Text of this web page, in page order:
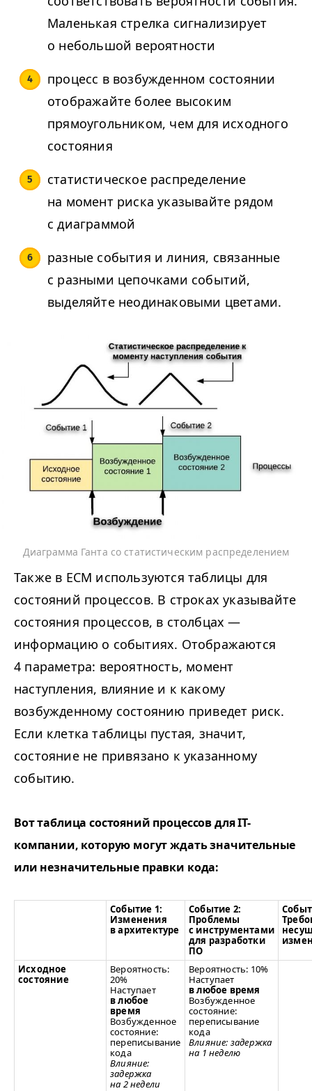
Маленькая стрелка сигнализирует
о небольшой вероятности
процесс в возбужденном состоянии
отображайте более высоким
прямоугольником, чем для исходного
состояния
статистическое распределение
на момент риска указывайте рядом
с диаграммой
разные события и линия, связанные
с разными цепочками событий,
выделяйте неодинаковыми цветами.
Диаграмма Ганта со статистическим распределением
Также в ЕСМ используются таблицы для
состояний процессов. В строках указывайте
состояния процессов, в столбцах —
информацию о событиях. Отображаются
4 параметра: вероятность, момент
наступления, влияние и к какому
возбужденному состоянию приведет риск.
Если клетка таблицы пустая, значит,
состояние не привязано к указанному
событию.
Вот таблица состояний процессов для IT-
компании, которую могут ждать значительные
или незначительные правки кода:
Событие 1:
Изменения
в архитектуре
Событие 2:
Проблемы
с инструментами
для разработки
ПО
Исходное
состояние
Вероятность:
20%
Наступает
в любое
время
Возбужденное
состояние:
переписывание
кода
Влияние:
задержка
на 2 недели
Вероятность: 10%
Наступает
в любое время
Возбужденное
состояние:
переписывание
кода
Влияние: задержка
на 1 неделю